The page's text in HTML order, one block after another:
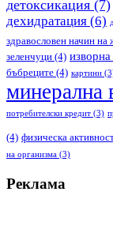
детоксикация (7)
дехидратация (6)
здравословен начин на
зеленчуци (4) изворна
бъбреците (4) картини
минерална
потребителски кредит (3)
(4) физическа
на организма (3)
Реклама